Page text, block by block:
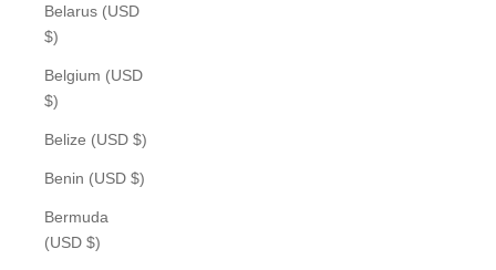
Belarus (USD
$)
Belgium (USD
$)
Belize (USD $)
Benin (USD $)
Bermuda
(USD $)